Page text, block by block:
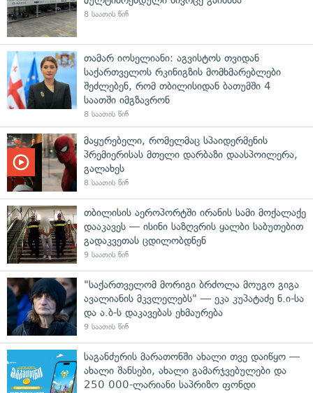
8 საათის წინ
თამარ იოსელიანი: აგვისტოს თვიდან
საქართველოს რკინიგზის მომხმარებლები
შეძლებენ, რომ თბილისიდან ბათუმში 4
საათში იმგზავრონ
8 საათის წინ
მაყურებელი, რომელმაც სპაიდერმენის
პრემიერისას მთელი დარბაზი დაასპოილერა,
გალახეს
8 საათის წინ
თბილისის აეროპორტში ირანის სამი მოქალაქე
დააკავეს — ისინი საზღვრის ყალბი საბუთებით
გადაკვეთას ცდილობდნენ
9 საათის წინ
"საქართველომ მორიგი ბრძოლა მოუგო გიგა
ავალიანის მკვლელებს" — ეკა კუპატაძე ნ.ი-სა
და ა.ბ-ს დაკავებას ეხმაურება
9 საათის წინ
საგანძურის მარათონში ახალი თვე დაიწყო —
ახალი შანსები, ახალი გამარჯვებულები და
250 000-ლარიანი საპრიზო ფონდი